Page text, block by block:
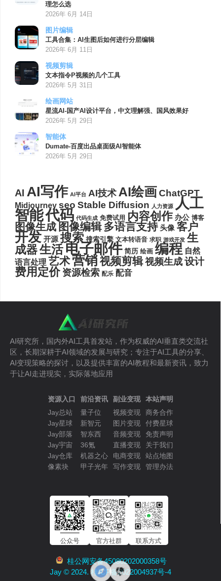
理怎么选
2026年 6月 14日
图片编辑
工具合集：AI生图后如何进行分层编辑
2026年 6月 11日
视频剪辑
文本指令P视频的几个工具
2026年 5月 31日
绘画网站
星流AI-国产AI设计平台，中文理解强、国风效果好
2026年 5月 29日
智能体
Dumate-百度出品桌面级AI智能体
2026年 5月 29日
AI AI写作 AI平台 AI技术AI绘画ChatGPT
Midjourney seo Stable Diffusion 人力资源 人工
智能代码 代码生成 免费试用 内容创作 办公 博客
图像生成 图像编辑 多语言支持 头像 客户
开发 开源 搜索 搜索引擎 文本转语音 求职 游戏开发 生
成器生活电子邮件 简历 绘画 编程 自然
语言处理 艺术营销视频剪辑视频生成设计
费用定价 资源检索 配乐 配音
AI研究所，国内外AI工具首发站，作为权威的AI垂直类交流社
区，长期深耕于AI领域的发展与研究；专注于AI工具的分享、
AI变现策略的探讨，以及提供丰富的AI教程和最新资讯，致力
于让AI走进现实，实际落地应用
资源入口
Jay总站
Jay星球
Jay部落
Jay宇宙
Jay仓库
像素块
前沿资讯
量子位
新智元
智东西
36氪
机器之心
甲子光年
副业变现
视频变现
图片变现
音频变现
直播变现
电商变现
写作变现
本站声明
商务合作
付费星球
免责声明
关于我们
站点地图
管理办法
公众号 官方社群 联系方式
桂公网安备45080202000358号
Jay © 2024. 桂ICP备2022004937号-4